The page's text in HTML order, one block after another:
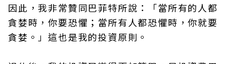
因此，我非常贊同巴菲特所說：「當所有的人都
貪婪時，你要恐懼；當所有人都恐懼時，你就要
貪婪。」這也是我的投資原則。